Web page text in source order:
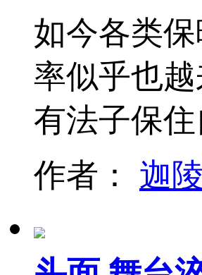
如今各类
率似乎也
有法子保
作者： 迦